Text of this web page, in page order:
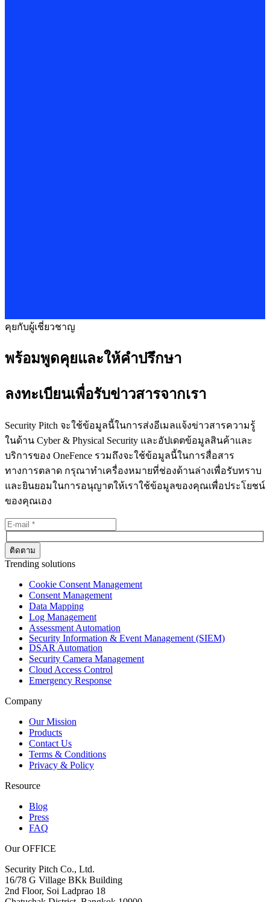
คุยกับผู้เชี่ยวชาญ
พร้อมพูดคุยและให้คำปรึกษา
ลงทะเบียนเพื่อรับข่าวสารจากเรา
Security Pitch จะใช้ข้อมูลนี้ในการส่งอีเมลแจ้งข่าวสารความรู้
ในด้าน Cyber & Physical Security และอัปเดตข้อมูลสินค้าและ
บริการของ OneFence รวมถึงจะใช้ข้อมูลนี้ในการสื่อสาร
ทางการตลาด กรุณาทำเครื่องหมายที่ช่องด้านล่างเพื่อรับทราบ
และยินยอมในการอนุญาตให้เราใช้ข้อมูลของคุณเพื่อประโยชน์
ของคุณเอง
Trending solutions
Cookie Consent Management
Consent Management
Data Mapping
Log Management
Assessment Automation
Security Information & Event Management (SIEM)
DSAR Automation
Security Camera Management
Cloud Access Control
Emergency Response
Company
Our Mission
Products
Contact Us
Terms & Conditions
Privacy & Policy
Resource
Blog
Press
FAQ
Our OFFICE
Security Pitch Co., Ltd.
16/78 G Village BKk Building
2nd Floor, Soi Ladprao 18